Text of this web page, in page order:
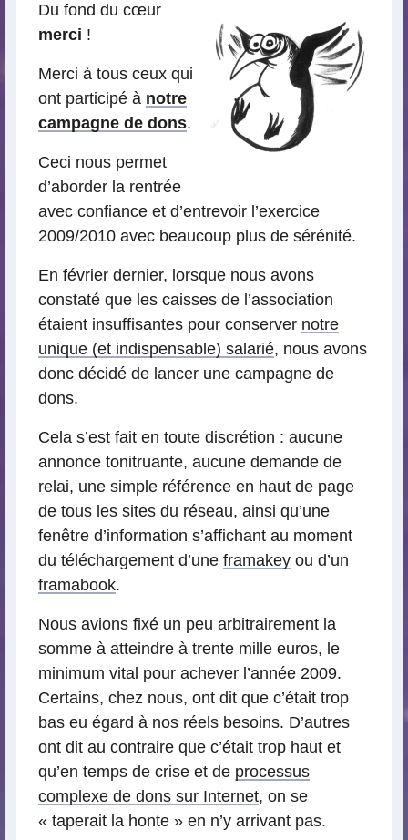
Du fond du cœur
merci !
Merci à tous ceux qui
ont participé à notre
campagne de dons.
Ceci nous permet
d’aborder la rentrée
avec confiance et d’entrevoir l’exercice
2009/2010 avec beaucoup plus de sérénité.
En février dernier, lorsque nous avons
constaté que les caisses de l’association
étaient insuffisantes pour conserver notre
unique (et indispensable) salarié, nous avons
donc décidé de lancer une campagne de
dons.
Cela s’est fait en toute discrétion : aucune
annonce tonitruante, aucune demande de
relai, une simple référence en haut de page
de tous les sites du réseau, ainsi qu’une
fenêtre d’information s’affichant au moment
du téléchargement d’une framakey ou d’un
framabook.
Nous avions fixé un peu arbitrairement la
somme à atteindre à trente mille euros, le
minimum vital pour achever l’année 2009.
Certains, chez nous, ont dit que c’était trop
bas eu égard à nos réels besoins. D’autres
ont dit au contraire que c’était trop haut et
qu’en temps de crise et de processus
complexe de dons sur Internet, on se
« taperait la honte » en n’y arrivant pas.